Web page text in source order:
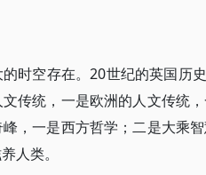
时空存在。20世纪的英国历
传统，一是欧洲的人文传统
，一是西方哲学；二是大乘
人类。